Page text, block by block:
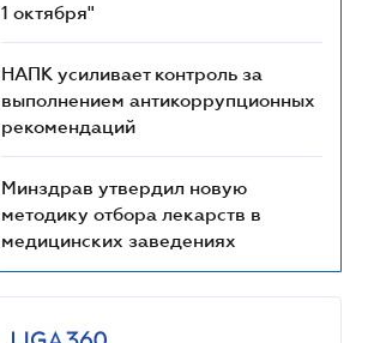
1 октября"
НАПК усиливает контроль за
выполнением антикоррупционных
рекомендаций
Минздрав утвердил новую
методику отбора лекарств в
медицинских заведениях